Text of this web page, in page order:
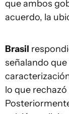
que ambos
acuerdo, la
Brasil
señalando
lo que